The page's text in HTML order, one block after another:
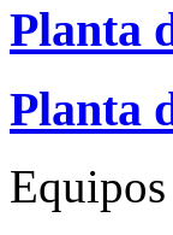
Planta
Planta